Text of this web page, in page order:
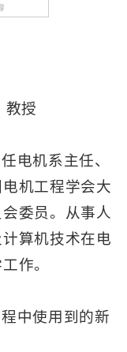
教授
电机系主任、
机工程学会大
委员。从事人
算机技术在电
作。
中使用到的新